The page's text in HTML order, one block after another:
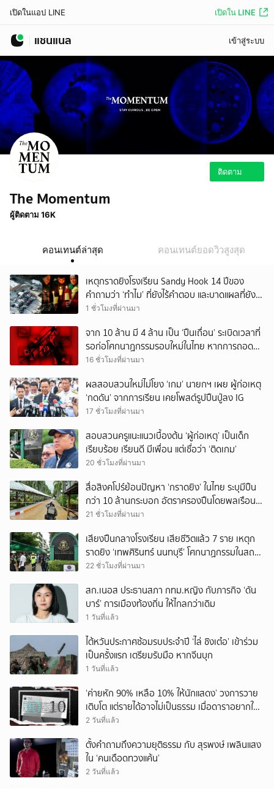
เปิดในแอป LINE เปิดใน LINE
แชนแนล เข้าสู่ระบบ
ติดตาม
The Momentum
ผู้ติดตาม 16K
คอนเทนต์ล่าสุด คอนเทนต์ยอดวิวสูงสุด
เหตุกราดยิงโรงเรียน Sandy Hook 14 ปีของ
คำถามว่า ‘ทำไม’ ที่ยังไร้คำตอบ และบาดแผลที่ยัง
ทวงความรับผิดชอบไม่จบ
1 ชั่วโมงที่ผ่านมา
จาก 10 ล้าน มี 4 ล้าน เป็น ‘ปืนเถื่อน’ ระเบิดเวลาที่
รอก่อโศกนาฏกรรมรอบใหม่ในไทย หากการถอดบท
เรียนของรัฐเป็นเพียง ‘ลมปาก’
16 ชั่วโมงที่ผ่านมา
ผลสอบสวนใหม่ไม่โยง ‘เกม’ นายกฯ เผย ผู้ก่อเหตุ
‘กดดัน’ จากการเรียน เคยโพสต์รูปปืนปู่ลง IG
17 ชั่วโมงที่ผ่านมา
สอบสวนครูแนะแนวเบื้องต้น ‘ผู้ก่อเหตุ’ เป็นเด็ก
เรียบร้อย เรียนดี มีเพื่อน แต่เชื่อว่า ‘ติดเกม’
20 ชั่วโมงที่ผ่านมา
สื่อสิงคโปร์ย้อนปัญหา ‘กราดยิง’ ในไทย ระบุมีปืน
กว่า 10 ล้านกระบอก อัตราครองปืนโดยพลเรือน
สูงที่สุดในภูมิภาค
21 ชั่วโมงที่ผ่านมา
เสียงปืนกลางโรงเรียน เสียชีวิตแล้ว 7 ราย เหตุก
ราดยิง ‘เทพศิรินทร์ นนทบุรี’ โศกนาฏกรรมในสถาน
ศึกษา ครั้งที่ 2 ในรอบปี
22 ชั่วโมงที่ผ่านมา
สก.เนอส ประธานสภา กทม.หญิง กับภารกิจ ‘ดัน
บาร์’ การเมืองท้องถิ่น ให้ไกลกว่าเดิม
1 วันที่แล้ว
ไต้หวันประกาศซ้อมรบประจำปี ‘ไล่ ชิงเต๋อ’ เข้าร่วม
เป็นครั้งแรก เตรียมรับมือ หากจีนบุก
1 วันที่แล้ว
‘ค่ายหัก 90% เหลือ 10% ให้นักแสดง’ วงการวาย
เติบโต แต่รายได้อาจไม่เป็นธรรม เมื่อดาราอยากให้มี
‘สัญญามาตรฐาน’
2 วันที่แล้ว
ตั้งคำถามถึงความยุติธรรม กับ สุรพงษ์ เพลินแสง
ใน ‘คนเดือดทวงแค้น’
2 วันที่แล้ว